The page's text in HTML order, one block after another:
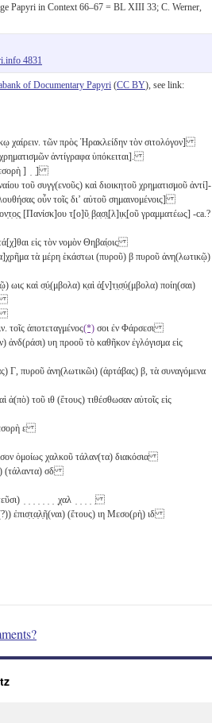
Papyri in Context 66–67 = BL XIII 33; C. Werner,
4831
of Documentary Papyri (CC BY), see link:
χαίρειν. τῶν πρὸς Ἡρακλείδην τὸν σιτολόγον]
ἀντίγραφα ὑπόκειται].
] ̣ ̣]
τοῦ συγγ(ενοῦς) καὶ διοικητοῦ χρηματισμοῦ ἀντί]-
οὖν τοῖς διʼ αὐτοῦ σημαινομένοις]
[Πανίσκ]ου τ̣[ο]ῦ̣ β̣α̣σ̣ι̣[λ]ι̣κ̣[οῦ γραμματέως] -ca.?
εἰς τὸν νομὸν Θηβαί̣οις
τὰ μέρη ἑκάστωι (πυροῦ) β πυροῦ ἀνη(λωτικῷ)
ωιϛ καὶ σ̣ύ̣(μβολα) κ̣αὶ ἀ̣[ν]τ̣ι̣σ̣ύ̣(μβολα) ποίη(σαι)
τοῖς ἀποτεταγμένος(*) σοι ἐν Φάρσεσι
ἀνδ(ράσι) υη προοῦ τὸ καθῆκον ἐγλόγισμα εἰς
Γ , πυροῦ ἀνη(λωτικῶι) (ἀρτάβας) β , τὰ συναγόμενα
ἀ(πὸ) τοῦ ιθ (ἔτους) τιθέσθωσαν αὐτοῖς εἰς
ε
ὁμοίως χαλκοῦ τάλαν(τα) διακόσια
(τάλαντα) σδ
̣χαλ
ἐπισ̣τ̣α̣λ̣ῆ(ναι) (ἔτους) ιη Μεσο(ρὴ) ιδ